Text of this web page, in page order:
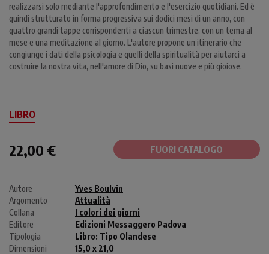
realizzarsi solo mediante l'approfondimento e l'esercizio quotidiani. Ed è
quindi strutturato in forma progressiva sui dodici mesi di un anno, con
quattro grandi tappe corrispondenti a ciascun trimestre, con un tema al
mese e una meditazione al giorno. L'autore propone un itinerario che
congiunge i dati della psicologia e quelli della spiritualità per aiutarci a
costruire la nostra vita, nell'amore di Dio, su basi nuove e più gioiose.
LIBRO
22,00 € FUORI CATALOGO
Autore
Yves Boulvin
Argomento
Attualità
Collana
I colori dei giorni
Editore
Edizioni Messaggero Padova
Tipologia
Libro: Tipo Olandese
Dimensioni
15,0 x 21,0